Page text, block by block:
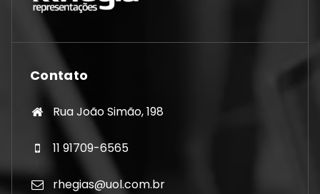
Contato
Rua João Simão, 198
11 91709-6565
rhegias@uol.com.br